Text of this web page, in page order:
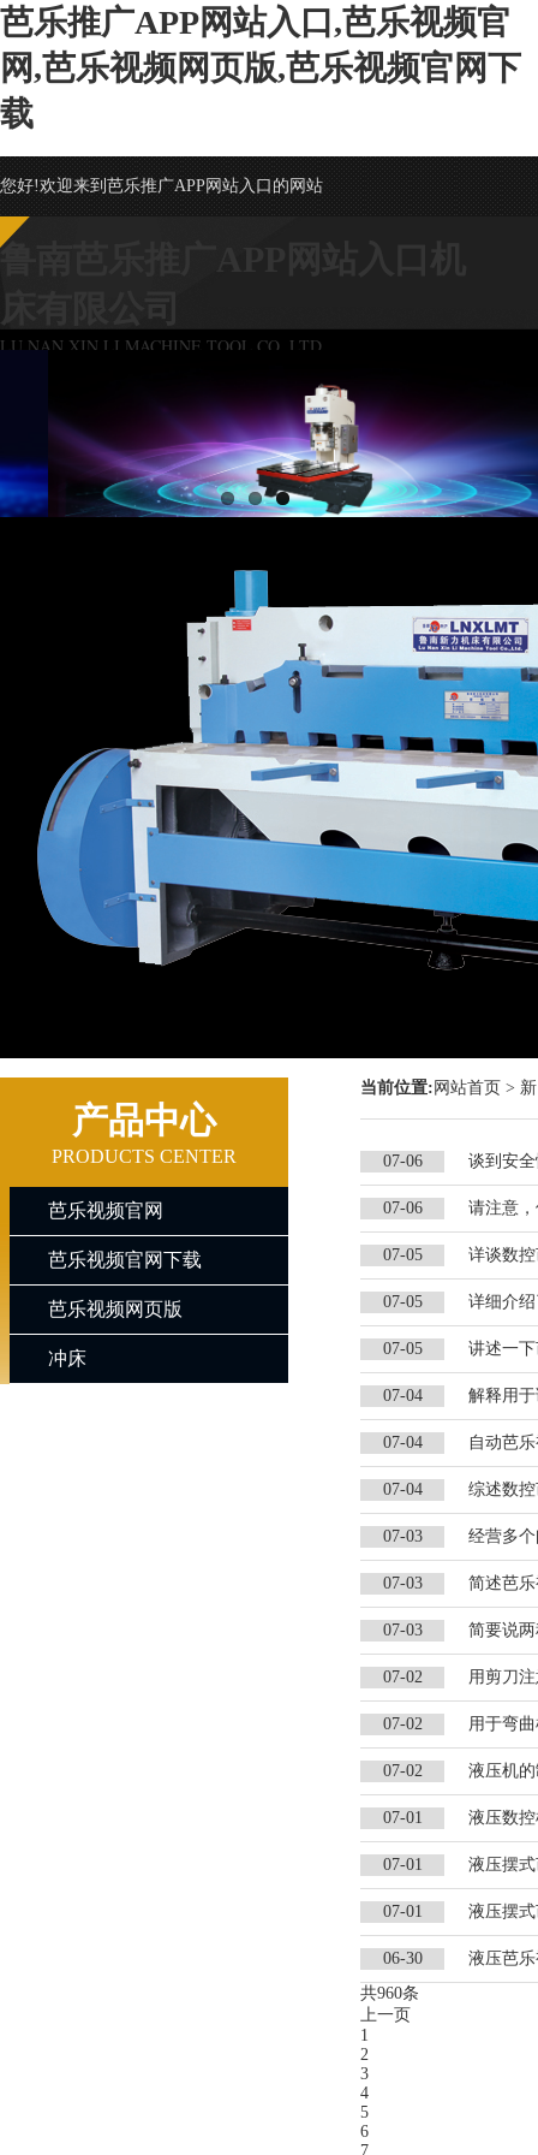
芭乐推广APP网站入口,芭乐视频官
网,芭乐视频网页版,芭乐视频官网下
载
您好!欢迎来到芭乐推广APP网站入口的网站
鲁南芭乐推广APP网站入口机
LU NAN XIN LI MACHINE TOOL CO.,LTD
产品中心
PRODUCTS CENTER
芭乐视频官网
芭乐视频官网下载
芭乐视频网页版
冲床
当前位置: 网站首页 >
07-06 谈到安
07-06 请注意
07-05 详谈数
07-05 详细介
07-05 讲述一下
07-04 解释用
07-04 自动芭乐
07-04 综述数
07-03 经营多
07-03 简述芭
07-03 简要说两
07-02 用剪刀注
07-02 用于弯
07-02 液压机的
07-01 液压数
07-01 液压摆式
07-01 液压摆
06-30
液压芭乐
共960条
上一页
1
2
3
4
5
6
7